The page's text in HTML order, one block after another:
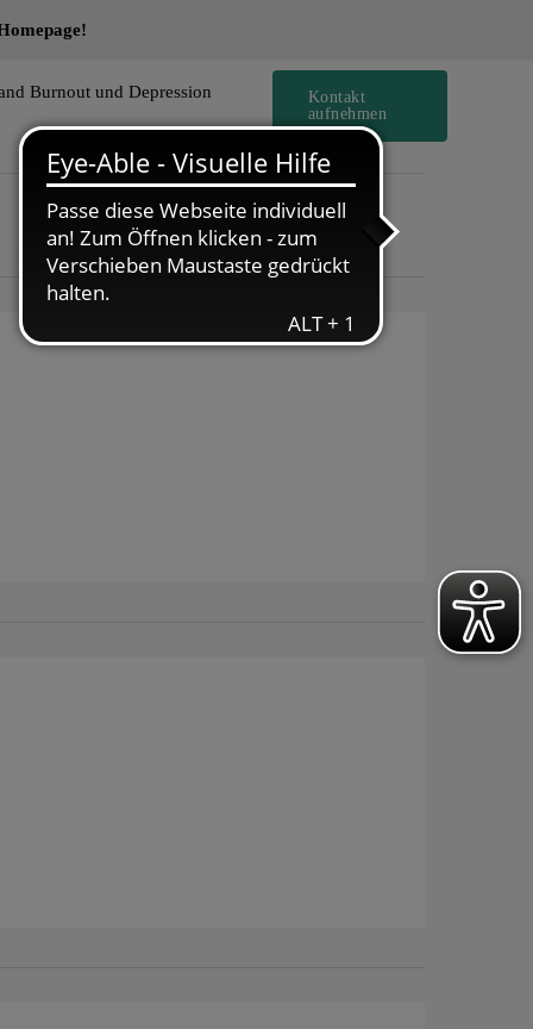
Burnout und Depression
Kontakt
aufnehmen